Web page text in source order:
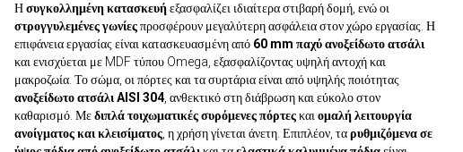
Ησυγκολλημένη κατασκευήεξασφαλίζει ιδιαίτερα στιβαρή δομή, ενώ οι
στρογγυλεμένες γωνίεςπροσφέρουν μεγαλύτερη ασφάλεια στον χώρο εργασίας. Η
επιφάνεια εργασίας είναι κατασκευασμένη από 60 mm παχύ ανοξείδωτο ατσάλι
και ενισχύεται με MDF τύπου Omega, εξασφαλίζοντας υψηλή αντοχή και
μακροζωία. Το σώμα, οι πόρτες και τα συρτάρια είναι από υψηλής ποιότητας
ανοξείδωτο ατσάλι AISI 304, ανθεκτικό στη διάβρωση και εύκολο στον
καθαρισμό. Μεδιπλά τοιχωματικές συρόμενες πόρτεςκαι ομαλή λειτουργία
ανοίγματος και κλεισίματος , η χρήση γίνεται άνετη. Επιπλέον, ταρυθμιζόμενα σε